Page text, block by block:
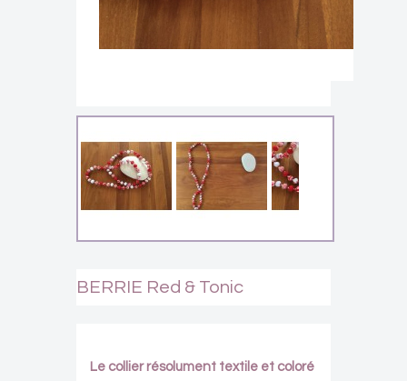
BERRIE Red & Tonic
Le collier résolument textile et coloré